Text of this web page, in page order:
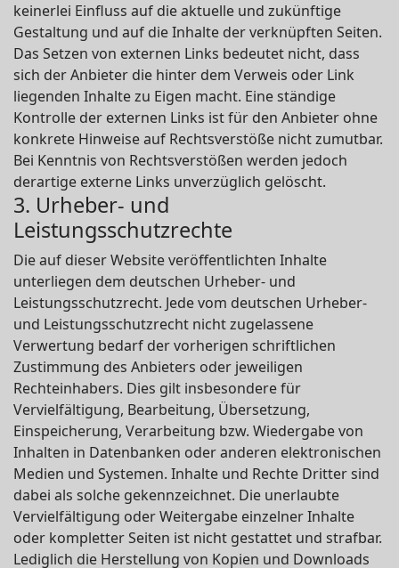
keinerlei Einfluss auf die aktuelle und zukünftige
Gestaltung und auf die Inhalte der verknüpften Seiten.
Das Setzen von externen Links bedeutet nicht, dass
sich der Anbieter die hinter dem Verweis oder Link
liegenden Inhalte zu Eigen macht. Eine ständige
Kontrolle der externen Links ist für den Anbieter ohne
konkrete Hinweise auf Rechtsverstöße nicht zumutbar.
Bei Kenntnis von Rechtsverstößen werden jedoch
derartige externe Links unverzüglich gelöscht.
3. Urheber- und
Leistungsschutzrechte
Die auf dieser Website veröffentlichten Inhalte
unterliegen dem deutschen Urheber- und
Leistungsschutzrecht. Jede vom deutschen Urheber-
und Leistungsschutzrecht nicht zugelassene
Verwertung bedarf der vorherigen schriftlichen
Zustimmung des Anbieters oder jeweiligen
Rechteinhabers. Dies gilt insbesondere für
Vervielfältigung, Bearbeitung, Übersetzung,
Einspeicherung, Verarbeitung bzw. Wiedergabe von
Inhalten in Datenbanken oder anderen elektronischen
Medien und Systemen. Inhalte und Rechte Dritter sind
dabei als solche gekennzeichnet. Die unerlaubte
Vervielfältigung oder Weitergabe einzelner Inhalte
oder kompletter Seiten ist nicht gestattet und strafbar.
Lediglich die Herstellung von Kopien und Downloads